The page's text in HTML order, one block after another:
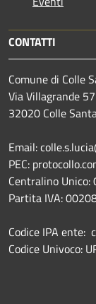
CONTATTI
Comune di Colle
Via Villagrande 57
32020 Colle
Email:
PEC:
Centralino
Partita IVA:
Codice IPA ente:
Codice Univoco: